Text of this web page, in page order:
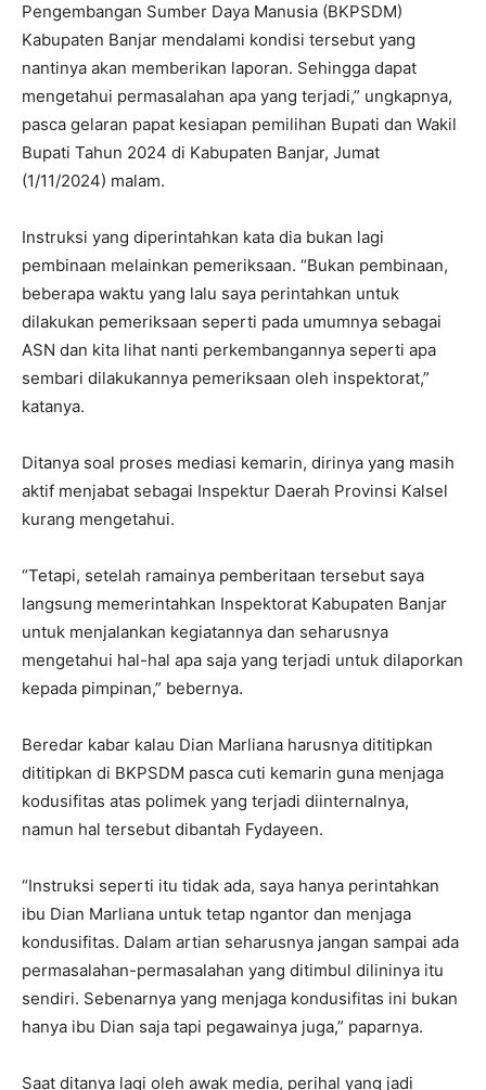
Pengembangan Sumber Daya Manusia (BKPSDM)
Kabupaten Banjar mendalami kondisi tersebut yang
nantinya akan memberikan laporan. Sehingga dapat
mengetahui permasalahan apa yang terjadi,” ungkapnya,
pasca gelaran papat kesiapan pemilihan Bupati dan Wakil
Bupati Tahun 2024 di Kabupaten Banjar, Jumat
(1/11/2024) malam.
Instruksi yang diperintahkan kata dia bukan lagi
pembinaan melainkan pemeriksaan. “Bukan pembinaan,
beberapa waktu yang lalu saya perintahkan untuk
dilakukan pemeriksaan seperti pada umumnya sebagai
ASN dan kita lihat nanti perkembangannya seperti apa
sembari dilakukannya pemeriksaan oleh inspektorat,”
katanya.
Ditanya soal proses mediasi kemarin, dirinya yang masih
aktif menjabat sebagai Inspektur Daerah Provinsi Kalsel
kurang mengetahui.
“Tetapi, setelah ramainya pemberitaan tersebut saya
langsung memerintahkan Inspektorat Kabupaten Banjar
untuk menjalankan kegiatannya dan seharusnya
mengetahui hal-hal apa saja yang terjadi untuk dilaporkan
kepada pimpinan,” bebernya.
Beredar kabar kalau Dian Marliana harusnya dititipkan
dititipkan di BKPSDM pasca cuti kemarin guna menjaga
kodusifitas atas polimek yang terjadi diinternalnya,
namun hal tersebut dibantah Fydayeen.
“Instruksi seperti itu tidak ada, saya hanya perintahkan
ibu Dian Marliana untuk tetap ngantor dan menjaga
kondusifitas. Dalam artian seharusnya jangan sampai ada
permasalahan-permasalahan yang ditimbul dilininya itu
sendiri. Sebenarnya yang menjaga kondusifitas ini bukan
hanya ibu Dian saja tapi pegawainya juga,” paparnya.
Saat ditanya lagi oleh awak media, perihal yang jadi